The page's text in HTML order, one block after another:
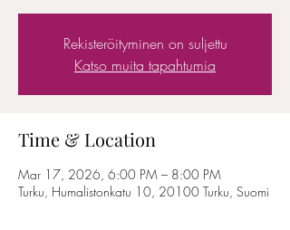
Rekisteröityminen on suljettu
Katso muita tapahtumia
Time & Location
Mar 17, 2026, 6:00 PM – 8:00 PM
Turku, Humalistonkatu 10, 20100 Turku, Suomi